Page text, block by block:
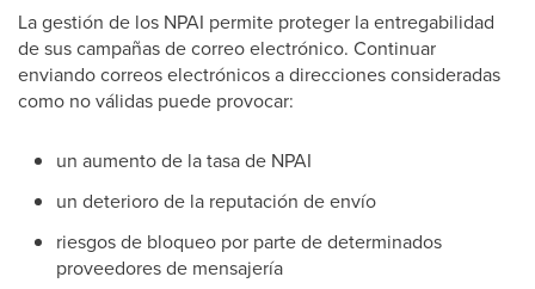
La gestión de los NPAI permite proteger la entregabilidad
de sus campañas de correo electrónico. Continuar
enviando correos electrónicos a direcciones consideradas
como no válidas puede provocar:
un aumento de la tasa de NPAI
un deterioro de la reputación de envío
riesgos de bloqueo por parte de determinados
proveedores de mensajería